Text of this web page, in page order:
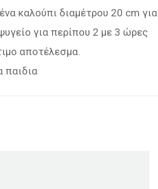
καλούπι διαμέτρου 20 cm για
για περίπου 2 με 3 ώρες
αποτέλεσμα.
παιδια